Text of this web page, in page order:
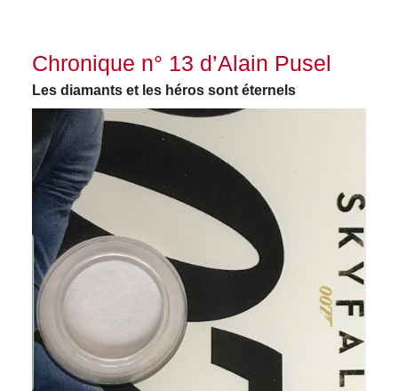
Chronique n° 13 d’Alain Pusel
Les diamants et les héros sont éternels